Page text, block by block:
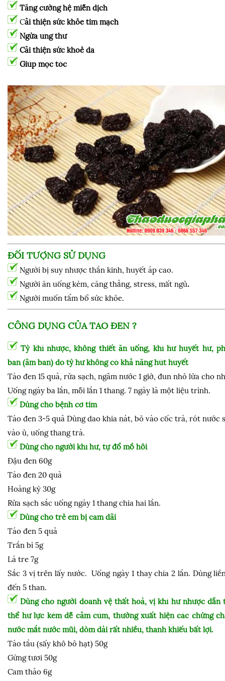
Tăng cường hệ miễn dịch
Cải thiện sức khỏe tim mạch
Ngừa ung thư
Cải thiện sức khoẻ da
Giúp mọc tóc
ĐỐI TƯỢNG SỬ DỤNG
Người bị suy nhược thần kinh, huyết áp cao.
Người ăn uống kém, căng thẳng, stress, mất ngủ.
Người muốn tẩm bổ sức khỏe.
CÔNG DỤNG CỦA TÁO ĐEN ?
Tỳ khí nhược, không thiết ăn uống, khí hư huyết hư,
ban (âm ban) do tỳ hư không có khả năng hút huyết
Táo đen 15 quả, rửa sạch, ngâm nước 1 giờ, đun nhỏ lửa cho
Uống ngày ba lần, mỗi lần 1 thang. 7 ngày là một liệu trình.
Dùng cho bệnh cơ tim
Táo đen 3-5 quả Dùng dao khia nát, bỏ vào cốc trà, rót nước
vào ủ, uống thang trà.
Dùng cho người khí hư, tự đổ mồ hôi
Đậu đen 60g
Táo đen 20 quả
Hoàng kỳ 30g
Rửa sạch sắc uống ngày 1 thang chia hai lần.
Dùng cho trẻ em bị cam dãi
Táo đen 5 quả
Trần bì 5g
Lá tre 7g
Sắc 3 vị trên lấy nước. Uống ngày 1 thay chia 2 lần. Dùng
đến 5 than.
Dùng cho người doanh vệ thất hoà, vị khí hư nhược dẫn
thể hư lực kém dễ cảm cúm, thường xuất hiện các chứng
nước mắt nước mũi, dòm dài rất nhiều, thanh khiếu bất lợi.
Táo tầu (sấy khô bỏ hạt) 50g
Gừng tươi 50g
Cam thảo 6g